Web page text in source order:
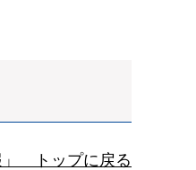
」 トップに戻る